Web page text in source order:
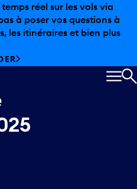
réel sur les vols via
à poser vos questions à
les itinéraires et bien plus